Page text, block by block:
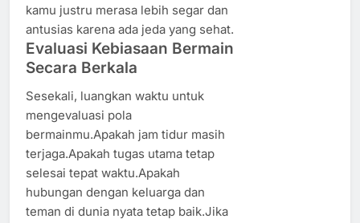
kamu justru merasa lebih segar dan
antusias karena ada jeda yang sehat.
Evaluasi Kebiasaan Bermain
Secara Berkala
Sesekali, luangkan waktu untuk
mengevaluasi pola
bermainmu.Apakah jam tidur masih
terjaga.Apakah tugas utama tetap
selesai tepat waktu.Apakah
hubungan dengan keluarga dan
teman di dunia nyata tetap baik.Jika